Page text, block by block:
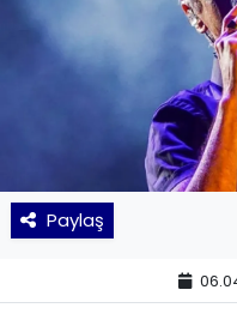
Paylaş
SAĞLIK
SPOR
TEKNOLOJİ